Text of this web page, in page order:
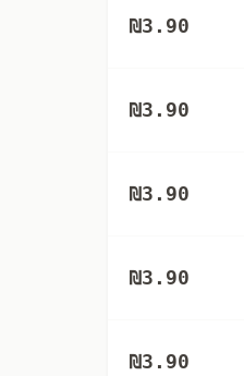
₪3.90
₪3.90
₪3.90
₪3.90
₪3.90